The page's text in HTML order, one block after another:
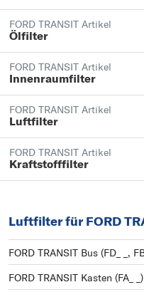
FORD TRANSIT Artikel
Ölfilter
FORD TRANSIT Artikel
Innenraumfilter
FORD TRANSIT Artikel
Luftfilter
FORD TRANSIT Artikel
Kraftstofffilter
Luftfilter für FORD
FORD TRANSIT Bus (FD_ _,
FORD TRANSIT Kasten (FA_ _)